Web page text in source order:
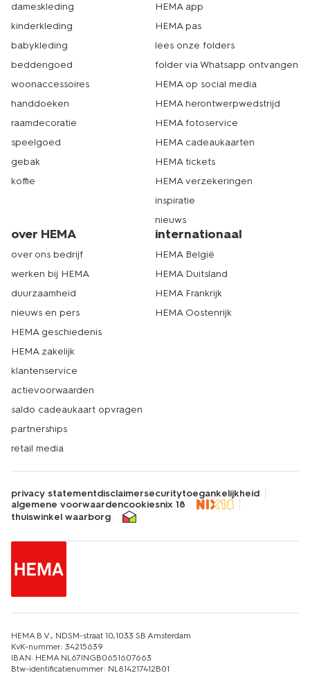
dameskleding
kinderkleding
babykleding
beddengoed
woonaccessoires
handdoeken
raamdecoratie
speelgoed
gebak
koffie
HEMA app
HEMA pas
lees onze folders
folder via Whatsapp ontvangen
HEMA op social media
HEMA herontwerpwedstrijd
HEMA fotoservice
HEMA cadeaukaarten
HEMA tickets
HEMA verzekeringen
inspiratie
nieuws
over HEMA
over ons bedrijf
werken bij HEMA
duurzaamheid
nieuws en pers
HEMA geschiedenis
HEMA zakelijk
klantenservice
actievoorwaarden
saldo cadeaukaart opvragen
partnerships
retail media
internationaal
HEMA België
HEMA Duitsland
HEMA Frankrijk
HEMA Oostenrijk
privacy statementdisclaimersecuritytoegankelijkheid
algemene voorwaardencookiesnix 18
thuiswinkel waarborg
HEMA B.V., NDSM-straat 10,1033 SB Amsterdam
KvK-nummer: 34215639
IBAN: HEMA NL67INGB0651607663
Btw-identificatienummer: NL814217412B01